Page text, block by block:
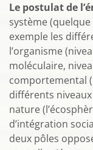
Le postulat de
système
exemple les
l’organisme
moléculaire,
comportemental
différents
nature
d’intégration
deux pôles